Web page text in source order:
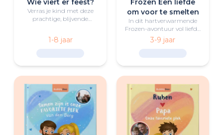
Wie viert er feest?
Verras je kind met deze
prachtige, blijvende
waarin de kleine lezer
1-8 jaar
Frozen Een liefde
om voor te smelten
In dit hartverwarmende
Frozen-avontuur vol liefde,
vreugde en magische
momenten verkent je
in diens leven.
3-9 jaar